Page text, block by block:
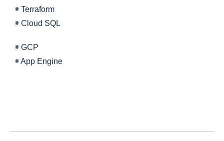
◉ Terraform
◉ Cloud SQL
◉ GCP
◉ App Engine